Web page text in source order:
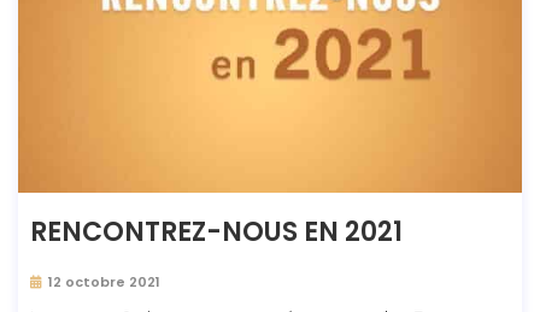
RENCONTREZ-NOUS EN 2021
12 octobre 2021